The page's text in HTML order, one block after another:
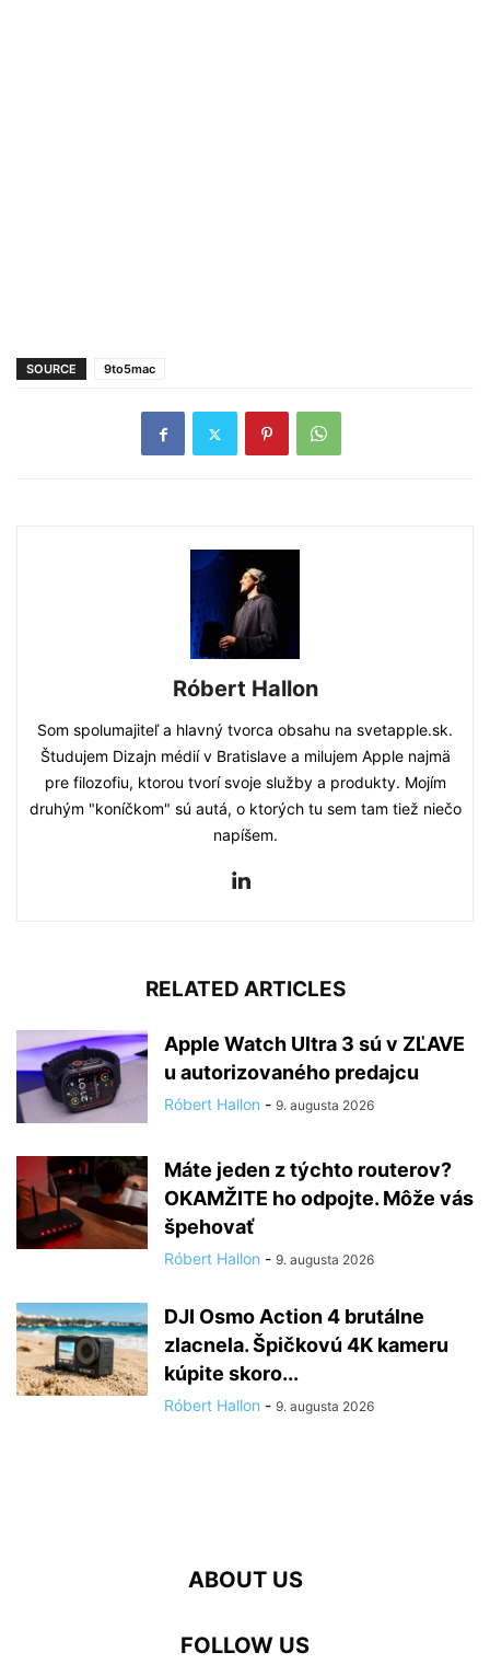
SOURCE 9to5mac
Róbert Hallon
Som spolumajiteľ a hlavný tvorca obsahu na svetapple.sk.
Študujem Dizajn médií v Bratislave a milujem Apple najmä
pre filozofiu, ktorou tvorí svoje služby a produkty. Mojím
druhým "koníčkom" sú autá, o ktorých tu sem tam tiež niečo
napíšem.
RELATED ARTICLES
Apple Watch Ultra 3 sú v ZĽAVE
u autorizovaného predajcu
Róbert Hallon - 9. augusta 2026
Máte jeden z týchto routerov?
OKAMŽITE ho odpojte. Môže vás
špehovať
Róbert Hallon - 9. augusta 2026
DJI Osmo Action 4 brutálne
zlacnela. Špičkovú 4K kameru
kúpite skoro...
Róbert Hallon - 9. augusta 2026
ABOUT US
FOLLOW US